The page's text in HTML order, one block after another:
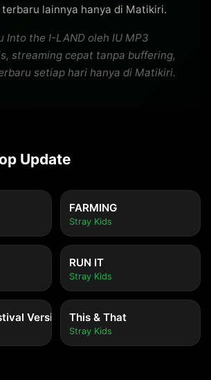
lainnya hanya di Matikiri.
Into the I-LAND oleh IU MP3
streaming cepat tanpa buffering,
setiap hari hanya di Matikiri.
Update
FARMING
Stray Kids
RUN IT
Stray Kids
Version) This & That
Stray Kids